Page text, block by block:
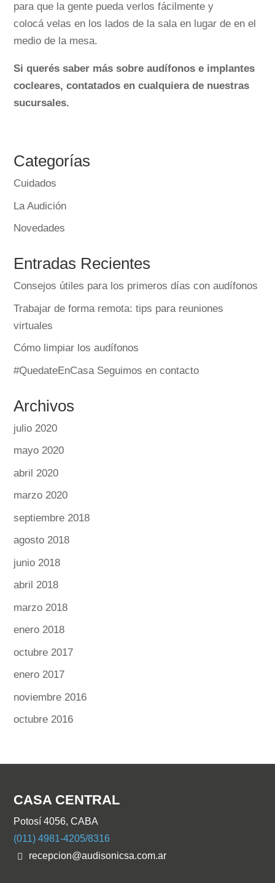
para que la gente pueda verlos fácilmente y
colocá velas en los lados de la sala en lugar de en el
medio de la mesa.
Si querés saber más sobre audífonos e implantes
cocleares, contatados en cualquiera de nuestras
sucursales.
Categorías
Cuidados
La Audición
Novedades
Entradas Recientes
Consejos útiles para los primeros días con audífonos
Trabajar de forma remota: tips para reuniones
virtuales
Cómo limpiar los audífonos
#QuedateEnCasa Seguimos en contacto
Archivos
julio 2020
mayo 2020
abril 2020
marzo 2020
septiembre 2018
agosto 2018
junio 2018
abril 2018
marzo 2018
enero 2018
octubre 2017
enero 2017
noviembre 2016
octubre 2016
CASA CENTRAL
Potosí 4056, CABA
(011) 4981-4205/8316
recepcion@audisonicsa.com.ar